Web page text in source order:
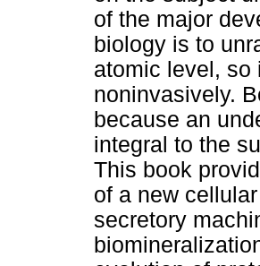
of the major
biology is to
atomic level, so
noninvasively.
because an
integral to the
This book
of a new
secretory